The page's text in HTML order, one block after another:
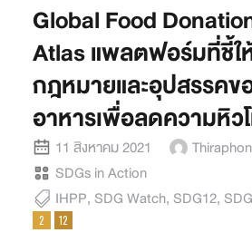
Global Food
Atlas แพลตฟอร์มที่ชี้ใ
กฎหมายและอุปสรรคข
อาหารเพื่อลดความหิว
11 สิงหาคม 2021
SDGs in Action
IHPP, SDG Watch, SDG12,